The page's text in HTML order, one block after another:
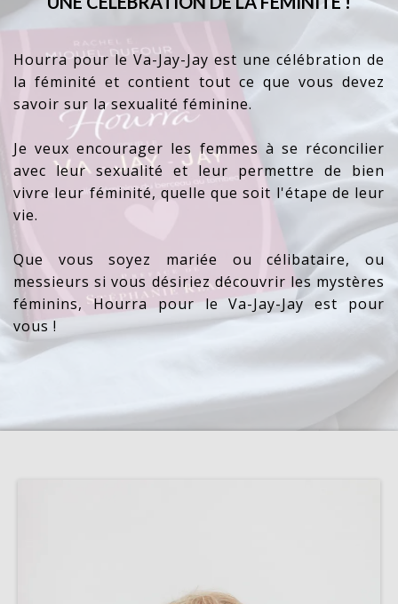
Hourra pour le Va-Jay-Jay est une célébration de
la féminité et contient tout ce que vous devez
savoir sur la sexualité féminine.
Je veux encourager les femmes à se réconcilier
avec leur sexualité et leur permettre de bien
vivre leur féminité, quelle que soit l'étape de leur
vie.
Que vous soyez mariée ou célibataire, ou
messieurs si vous désiriez découvrir les mystères
féminins, Hourra pour le Va-Jay-Jay est pour
vous !